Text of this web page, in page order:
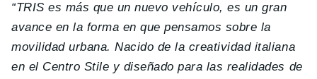
“TRIS es más que un nuevo vehículo, es un gran
avance en la forma en que pensamos sobre la
movilidad urbana. Nacido de la creatividad italiana
en el Centro Stile y diseñado para las realidades de